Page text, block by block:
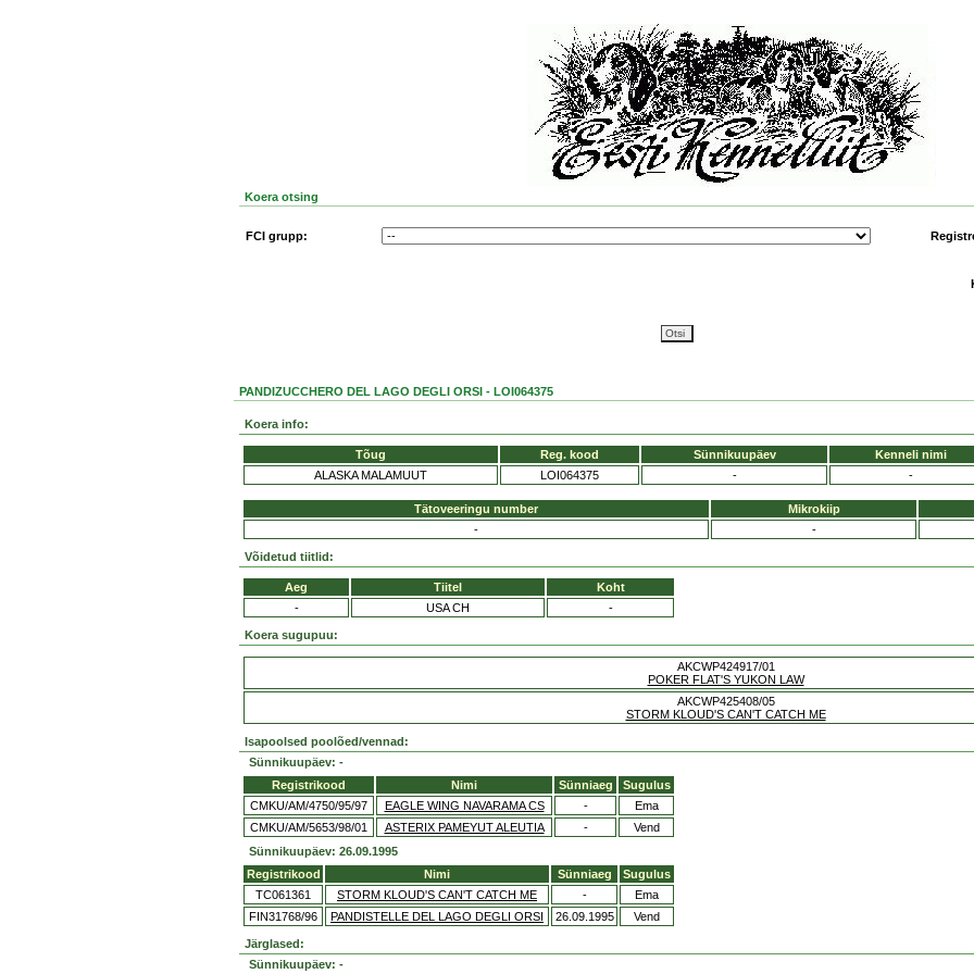
Koera otsing
FCI grupp:
PANDIZUCCHERO DEL LAGO DEGLI ORSI - LOI064375
Koera info:
Tõug Reg. kood Sünnikuupäev Kenneli nimi
ALASKA MALAMUUT
LOI064375 - -
Tätoveeringu number Mikrokiip
-
-
Võidetud tiitlid:
Aeg Tiitel
Koht
-
USA CH -
Koera sugupuu:
AKCWP424917/01
POKER FLAT'S YUKON LAW
AKCWP425408/05
STORM KLOUD'S CAN'T CATCH ME
Isapoolsed poolõed/vennad:
Sünnikuupäev: -
Registrikood
Nimi Sünniaeg
Sugulus
CMKU/AM/4750/95/97
EAGLE WING NAVARAMA CS -
Ema
CMKU/AM/5653/98/01
ASTERIX PAMEYUT ALEUTIA -
Vend
Sünnikuupäev: 26.09.1995
Registrikood
Nimi Sünniaeg
Sugulus
TC061361
STORM KLOUD'S CAN'T CATCH ME -
Ema
FIN31768/96
PANDISTELLE DEL LAGO DEGLI ORSI 26.09.1995 Vend
Järglased:
Sünnikuupäev: -